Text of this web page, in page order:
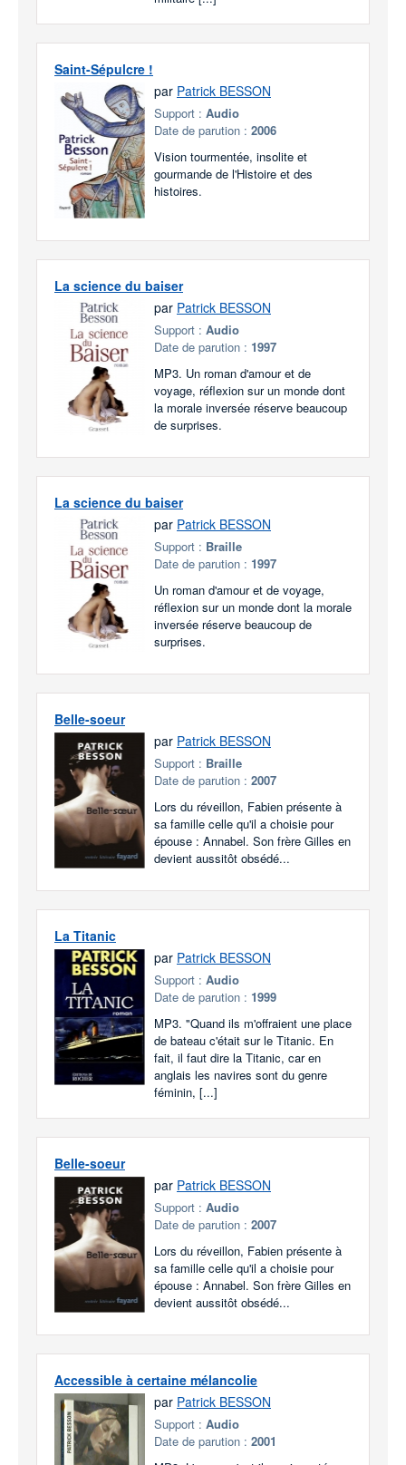
Saint-Sépulcre !
par Patrick BESSON
Support : Audio
Date de parution : 2006
Vision tourmentée, insolite et
gourmande de l'Histoire et des
histoires.
La science du baiser
par Patrick BESSON
Support : Audio
Date de parution : 1997
MP3. Un roman d'amour et de
voyage, réflexion sur un monde dont
la morale inversée réserve beaucoup
de surprises.
La science du baiser
par Patrick BESSON
Support : Braille
Date de parution : 1997
Un roman d'amour et de voyage,
réflexion sur un monde dont la morale
inversée réserve beaucoup de
surprises.
Belle-soeur
par Patrick BESSON
Support : Braille
Date de parution : 2007
Lors du réveillon, Fabien présente à
sa famille celle qu'il a choisie pour
épouse : Annabel. Son frère Gilles en
devient aussitôt obsédé...
La Titanic
par Patrick BESSON
Support : Audio
Date de parution : 1999
MP3. "Quand ils m'offraient une place
de bateau c'était sur le Titanic. En
fait, il faut dire la Titanic, car en
anglais les navires sont du genre
féminin, [...]
Belle-soeur
par Patrick BESSON
Support : Audio
Date de parution : 2007
Lors du réveillon, Fabien présente à
sa famille celle qu'il a choisie pour
épouse : Annabel. Son frère Gilles en
devient aussitôt obsédé...
Accessible à certaine mélancolie
par Patrick BESSON
Support : Audio
Date de parution : 2001